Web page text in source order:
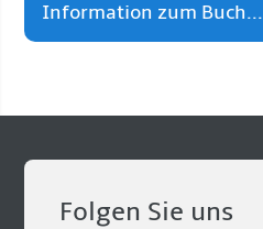
Information zum Buch...
Folgen Sie uns